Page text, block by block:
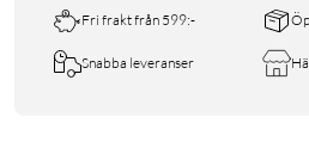
Fri frakt från 599:-
Snabba leveranser